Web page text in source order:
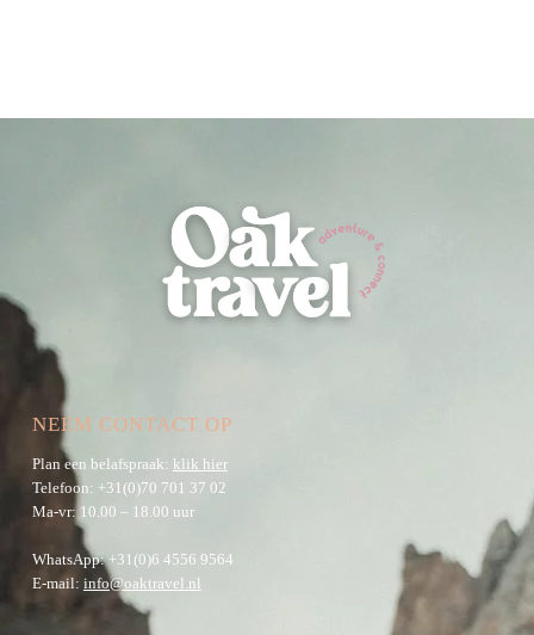
NEEM CONTACT OP
Plan een belafspraak: klik hier
Telefoon: +31(0)70 701 37 02
Ma-vr: 10.00 – 18.00 uur
WhatsApp:+31(0)6 4556 9564
E-mail: info@oaktravel.nl